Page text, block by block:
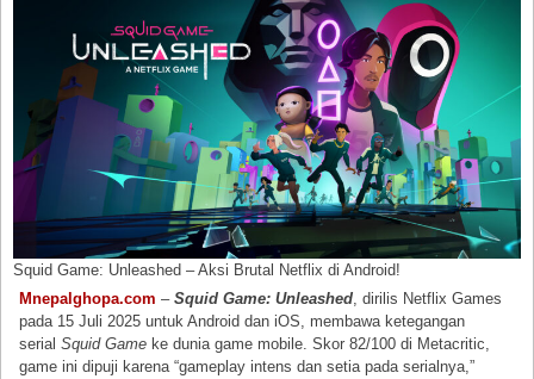
Squid Game: Unleashed – Aksi Brutal Netflix di Android!
Mnepalghopa.com –Squid Game: Unleashed, dirilis Netflix Games
pada 15 Juli 2025 untuk Android dan iOS, membawa ketegangan
serialSquid Game ke dunia game mobile. Skor 82/100 di Metacritic,
game ini dipuji karena “gameplay intens dan setia pada serialnya,”